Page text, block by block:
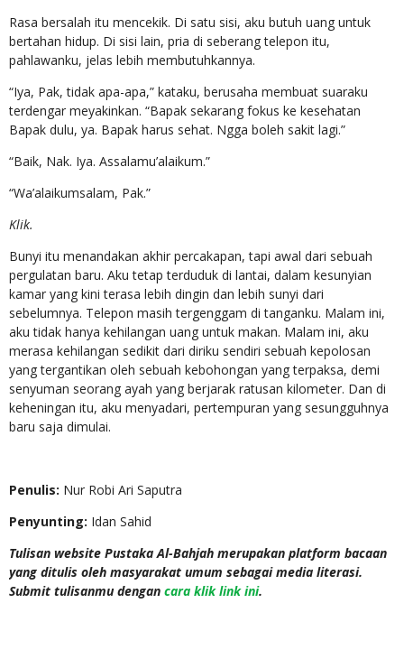
Rasa bersalah itu mencekik. Di satu sisi, aku butuh uang untuk
bertahan hidup. Di sisi lain, pria di seberang telepon itu,
pahlawanku, jelas lebih membutuhkannya.
“Iya, Pak, tidak apa-apa,” kataku, berusaha membuat suaraku
terdengar meyakinkan. “Bapak sekarang fokus ke kesehatan
Bapak dulu, ya. Bapak harus sehat. Ngga boleh sakit lagi.”
“Baik, Nak. Iya. Assalamu’alaikum.”
“Wa’alaikumsalam, Pak.”
Klik.
Bunyi itu menandakan akhir percakapan, tapi awal dari sebuah
pergulatan baru. Aku tetap terduduk di lantai, dalam kesunyian
kamar yang kini terasa lebih dingin dan lebih sunyi dari
sebelumnya. Telepon masih tergenggam di tanganku. Malam ini,
aku tidak hanya kehilangan uang untuk makan. Malam ini, aku
merasa kehilangan sedikit dari diriku sendiri sebuah kepolosan
yang tergantikan oleh sebuah kebohongan yang terpaksa, demi
senyuman seorang ayah yang berjarak ratusan kilometer. Dan di
keheningan itu, aku menyadari, pertempuran yang sesungguhnya
baru saja dimulai.
Penulis: Nur Robi Ari Saputra
Penyunting: Idan Sahid
Tulisan website Pustaka Al-Bahjah merupakan platform bacaan
yang ditulis oleh masyarakat umum sebagai media literasi.
Submit tulisanmu dengan cara klik link ini.